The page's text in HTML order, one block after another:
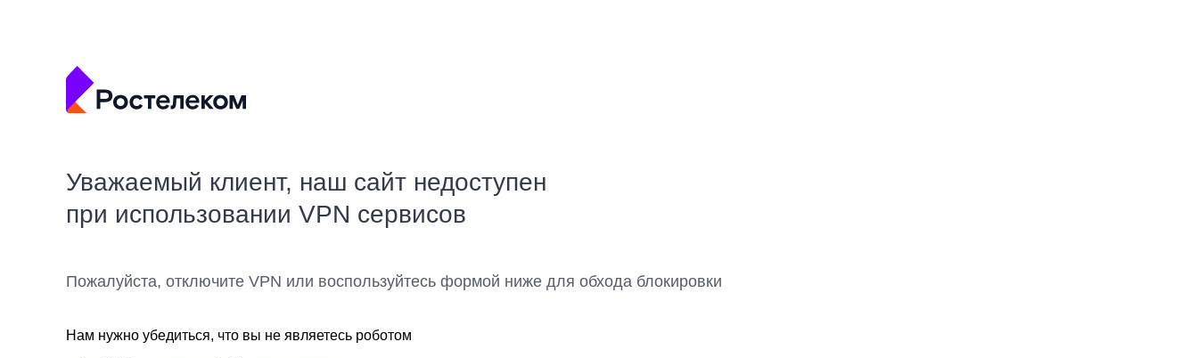
Уважаемый клиент, наш сайт недоступен
при использовании VPN сервисов
Пожалуйста, отключите VPN или воспользуйтесь формой ниже для обхода блокировки
Нам нужно убедиться, что вы не являетесь роботом